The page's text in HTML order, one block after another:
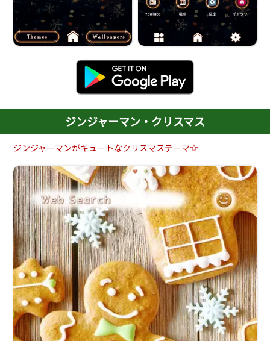
ジンジャーマン・クリスマス
ジンジャーマンがキュートなクリスマステーマ☆